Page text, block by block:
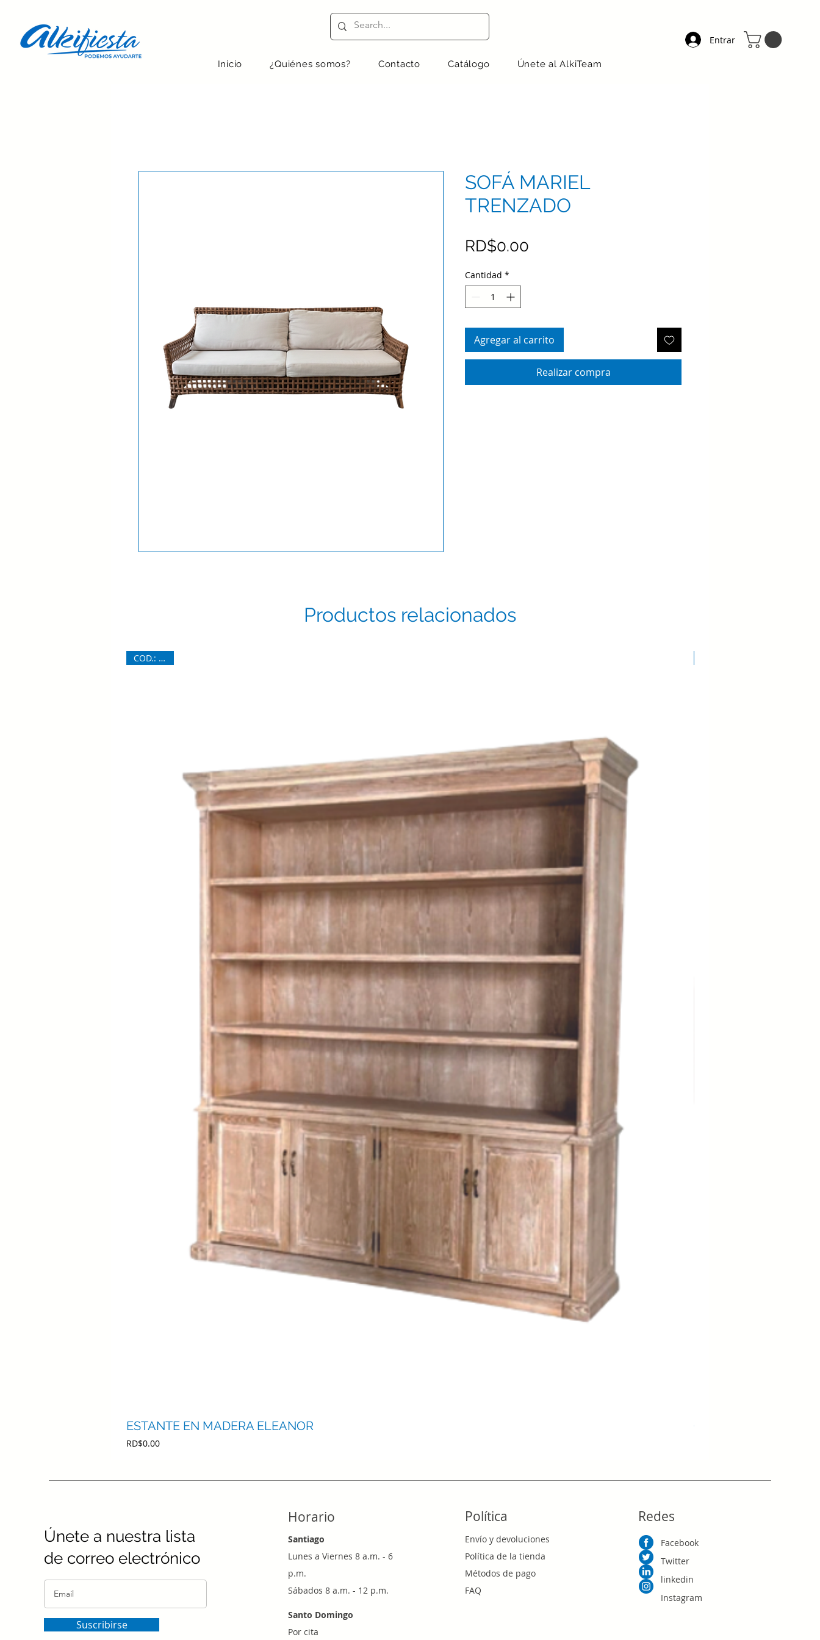
Entrar
Inicio ¿Quiénes somos? Contacto Catálogo Únete al AlkiTeam
SOFÁ MARIEL
TRENZADO
RD$0.00
Cantidad *
Agregar al carrito
Realizar compra
Productos relacionados
COD.: 6841
ESTANTE EN MADERA ELEANOR
Precio
RD$0.00
OTTOMAN ERARTE
Únete a nuestra lista
de correo electrónico
Suscribirse
Horario
Santiago
Lunes a Viernes 8 a.m. - 6
p.m.
Sábados 8 a.m. - 12 p.m.
Santo Domingo
Por cita
Política
Envío y devoluciones
Política de la tienda
Métodos de pago
FAQ
Redes
Facebook
Twitter
linkedin
Instagram